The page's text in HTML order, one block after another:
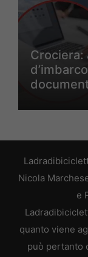
Crociera:
Nicola
e
quanto viene
può pertanto